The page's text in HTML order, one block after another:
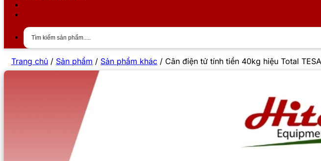
Trang chủ / Sản phẩm / Sản phẩm khác / Cân điện tử tính tiền 40kg hiệu Total